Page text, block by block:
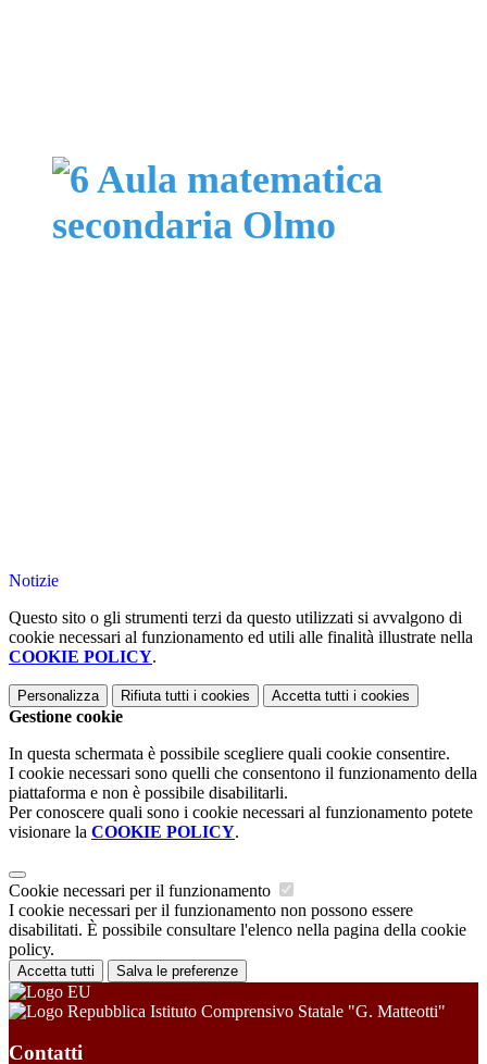
Notizie
Questo sito o gli strumenti terzi da questo utilizzati si avvalgono di
cookie necessari al funzionamento ed utili alle finalità illustrate nella
COOKIE POLICY.
Personalizza Rifiuta tutti i cookies Accetta tutti i cookies
Gestione cookie
In questa schermata è possibile scegliere quali cookie consentire.
I cookie necessari sono quelli che consentono il funzionamento della
piattaforma e non è possibile disabilitarli.
Per conoscere quali sono i cookie necessari al funzionamento potete
visionare la COOKIE POLICY.
Cookie necessari per il funzionamento
I cookie necessari per il funzionamento non possono essere
disabilitati. È possibile consultare l'elenco nella pagina della cookie
policy.
Accetta tutti Salva le preferenze
Istituto Comprensivo Statale "G. Matteotti"
Contatti